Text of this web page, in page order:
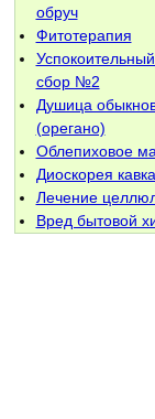
обруч
Фитотерапия
сбор №2
Душица
(орегано)
Облепиховое
Диоскорея
Лечение
Вред бытовой